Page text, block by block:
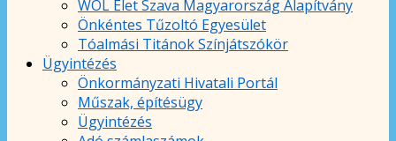
WOL Élet Szava Magyarország Alapítvány
Önkéntes Tűzoltó Egyesület
Tóalmási Titánok Színjátszókör
Ügyintézés
Önkormányzati Hivatali Portál
Műszak, építésügy
Ügyintézés